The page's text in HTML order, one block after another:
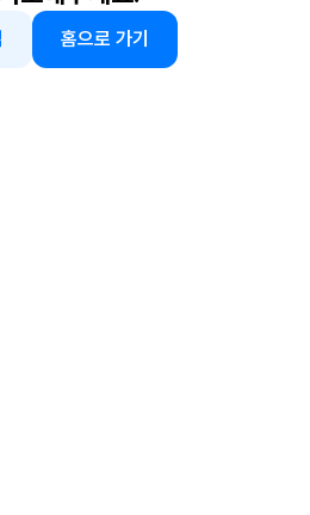
홈으로 가기